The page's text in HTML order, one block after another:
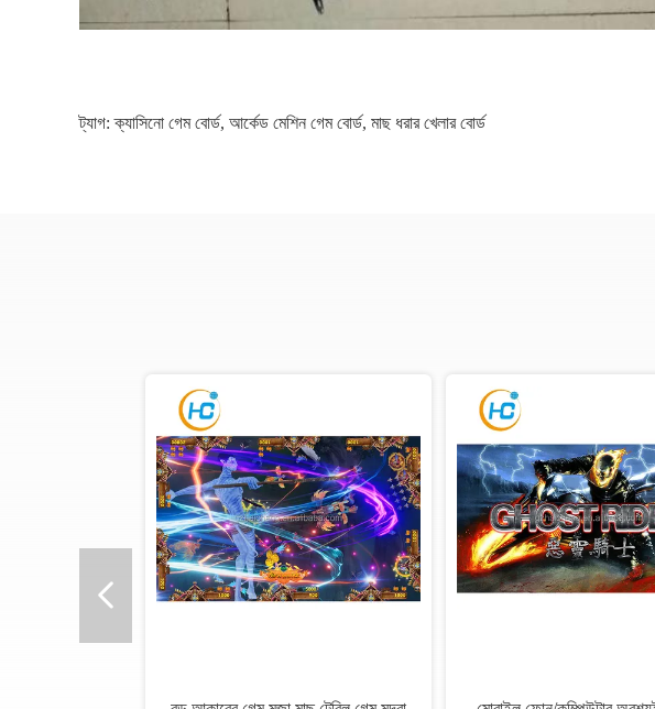
ট্যাগ:ক্যাসিনো গেম বোর্ড, আর্কেড মেশিন গেম বোর্ড, মাছ ধরার খেলার বোর্ড